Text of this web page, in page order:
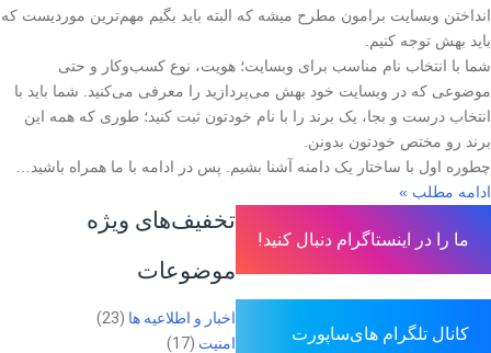
انداختن وبسایت برامون مطرح میشه که البته باید بگیم مهم‌ترین موردیست که
باید بهش توجه کنیم.
شما با انتخاب نام مناسب برای وبسایت‌؛ هویت، نوع کسب‌وکار و حتی
موضوعی که در وبسایت خود بهش می‌پردازید را معرفی می‌کنید. شما باید با
انتخاب درست و بجا، یک برند را با نام خودتون ثبت کنید؛ طوری که همه این
برند رو مختص خودتون بدونن.
چطوره اول با ساختار یک دامنه آشنا بشیم. پس در ادامه با ما همراه باشید…
ادامه مطلب »
ما را در اینستاگرام دنبال کنید!
کانال تلگرام های‌ساپورت
تخفیف‌های ویژه
موضوعات
اخبار و اطلاعیه ها (23)
امنیت (17)